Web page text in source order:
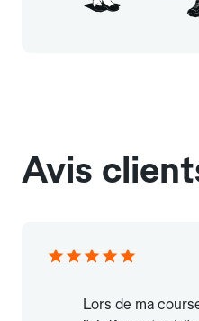
Avis
Lors de ma